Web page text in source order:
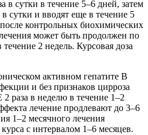
в сутки в течение 5–6 дней, затем
сутки и вводят еще в течение 5
контрольных биохимических
может быть продолжен по
2 недель. Курсовая доза
активном гепатите В
и без признаков цирроза
раза в неделю в течение 1–2
лечение продлевают до 3–6
1–2 месячного лечения
с интервалом 1–6 месяцев.